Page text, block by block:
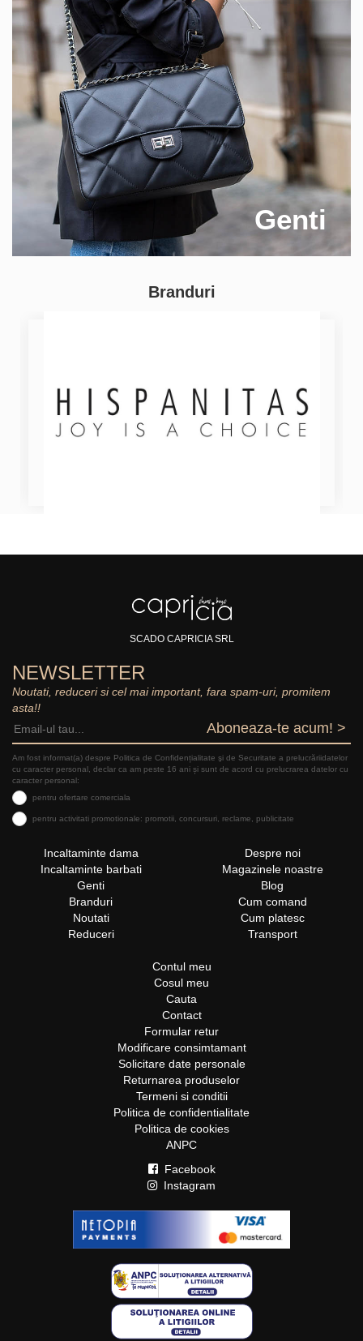
Genti
Branduri
SCADO CAPRICIA SRL
NEWSLETTER
Noutati, reduceri si cel mai important, fara spam-uri, promitem
asta!!
Aboneaza-te acum! >
Am fost informat(a) despre Politica de Confidențialitate şi de Securitate a prelucrăriidatelor
cu caracter personal, declar ca am peste 16 ani și sunt de acord cu prelucrarea datelor cu
caracter personal:
pentru ofertare comerciala
pentru activitati promotionale: promotii, concursuri, reclame, publicitate
Incaltaminte dama
Incaltaminte barbati
Genti
Branduri
Noutati
Reduceri
Despre noi
Magazinele noastre
Blog
Cum comand
Cum platesc
Transport
Contul meu
Cosul meu
Cauta
Contact
Formular retur
Modificare consimtamant
Solicitare date personale
Returnarea produselor
Termeni si conditii
Politica de confidentialitate
Politica de cookies
ANPC
Facebook
Instagram